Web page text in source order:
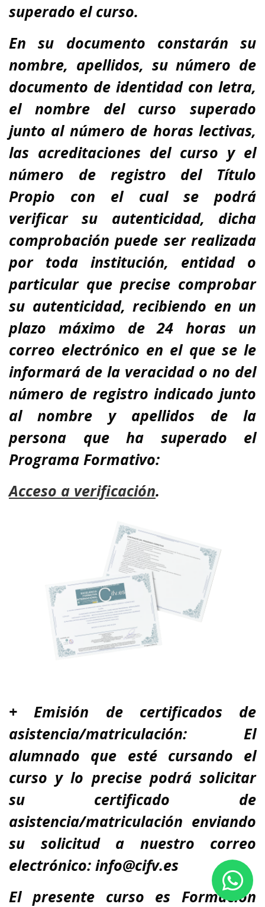
superado el curso.
En su documento constarán su
nombre, apellidos, su número de
documento de identidad con letra,
el nombre del curso superado
junto al número de horas lectivas,
las acreditaciones del curso y el
número de registro del Título
Propio con el cual se podrá
verificar su autenticidad, dicha
comprobación puede ser realizada
por toda institución, entidad o
particular que precise comprobar
su autenticidad, recibiendo en un
plazo máximo de 24 horas un
correo electrónico en el que se le
informará de la veracidad o no del
número de registro indicado junto
al nombre y apellidos de la
persona que ha superado el
Programa Formativo:
Acceso a verificación.
+ Emisión de certificados de
asistencia/matriculación: El
alumnado que esté cursando el
curso y lo precise podrá solicitar
su certificado de
asistencia/matriculación enviando
su solicitud a nuestro correo
electrónico: info@cifv.es
El presente curso es Formación